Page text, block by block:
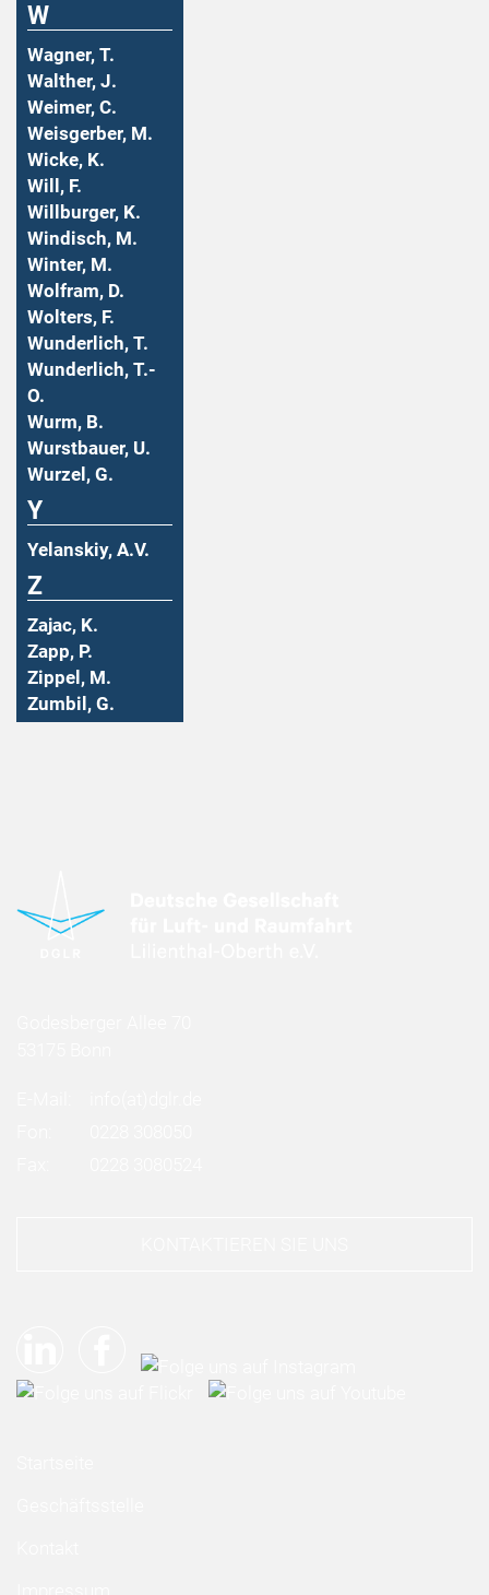
W
Wagner, T.
Walther, J.
Weimer, C.
Weisgerber, M.
Wicke, K.
Will, F.
Willburger, K.
Windisch, M.
Winter, M.
Wolfram, D.
Wolters, F.
Wunderlich, T.
Wunderlich, T.-
O.
Wurm, B.
Wurstbauer, U.
Wurzel, G.
Y
Yelanskiy, A.V.
Z
Zajac, K.
Zapp, P.
Zippel, M.
Zumbil, G.